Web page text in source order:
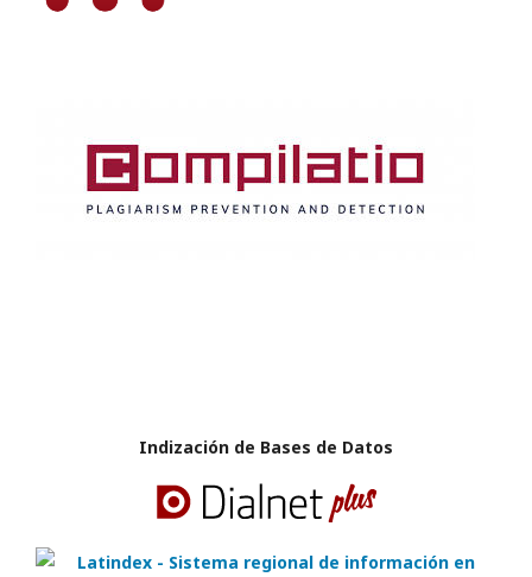
Indización de Bases de Datos